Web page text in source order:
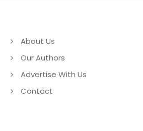
About Us
Our Authors
Advertise With Us
Contact